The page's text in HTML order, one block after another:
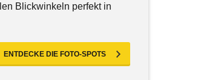
Blickwinkeln perfekt in
ENTDECKE DIE FOTO-SPOTS